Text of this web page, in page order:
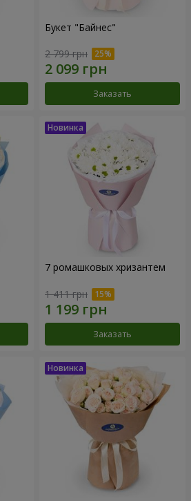
Букет "Байнес"
2 799 грн
Заказать
7 ромашковых хризантем
1 411 грн
Заказать